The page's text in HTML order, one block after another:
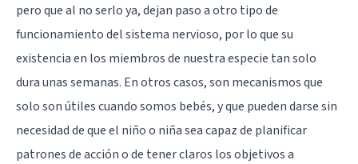
pero que al no serlo ya, dejan paso a otro tipo de
funcionamiento del sistema nervioso, por lo que su
existencia en los miembros de nuestra especie tan solo
dura unas semanas. En otros casos, son mecanismos que
solo son útiles cuando somos bebés, y que pueden darse sin
necesidad de que el niño o niña sea capaz de planificar
patrones de acción o de tener claros los objetivos a